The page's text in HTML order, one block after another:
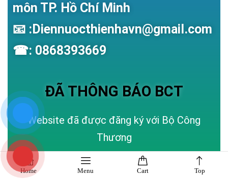
Home Menu Cart Top
môn TP. Hồ Chí Minh
📧 :Diennuocthienhavn@gmail.com
☎: 0868393669
ĐÃ THÔNG BÁO BCT
Website đã được đăng ký với Bộ Công
Thương